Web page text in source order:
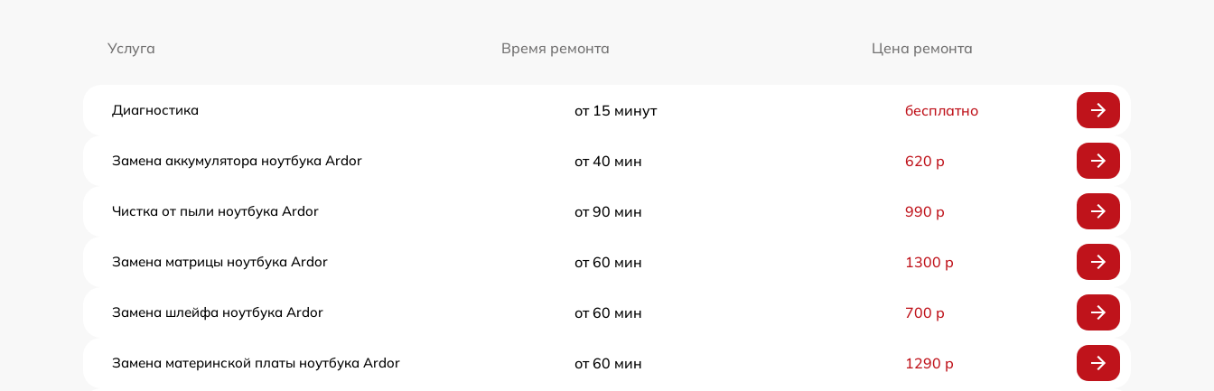
Услуга Время ремонта Цена ремонта
Диагностика от 15 минут бесплатно
Замена аккумулятора ноутбука Ardor от 40 мин 620 р
Чистка от пыли ноутбука Ardor от 90 мин 990 р
Замена матрицы ноутбука Ardor от 60 мин 1300 р
Замена шлейфа ноутбука Ardor от 60 мин 700 р
Замена материнской платы ноутбука Ardor от 60 мин 1290 р